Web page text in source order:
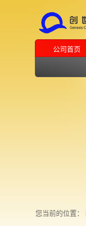
公司首页
您当前的位置：